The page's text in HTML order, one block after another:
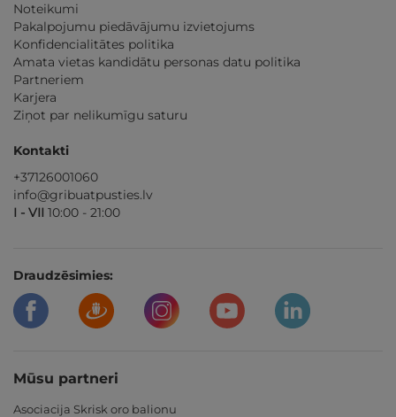
Noteikumi
Pakalpojumu piedāvājumu izvietojums
Konfidencialitātes politika
Amata vietas kandidātu personas datu politika
Partneriem
Karjera
Ziņot par nelikumīgu saturu
Kontakti
+37126001060
info@gribuatpusties.lv
I - VII 10:00 - 21:00
Draudzēsimies:
Mūsu partneri
Asociacija Skrisk oro balionu